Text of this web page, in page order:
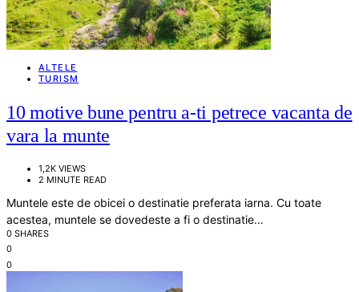
ALTELE
TURISM
10 motive bune pentru a-ti petrece vacanta de
vara la munte
1,2K VIEWS
2 MINUTE READ
Muntele este de obicei o destinatie preferata iarna. Cu toate
acestea, muntele se dovedeste a fi o destinatie…
0 SHARES
0
0